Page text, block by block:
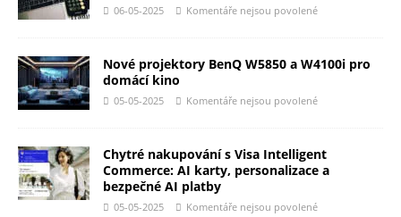
06-05-2025 Komentáře nejsou povolené
Nové projektory BenQ W5850 a W4100i pro
domácí kino
05-05-2025 Komentáře nejsou povolené
Chytré nakupování s Visa Intelligent
Commerce: AI karty, personalizace a
bezpečné AI platby
05-05-2025 Komentáře nejsou povolené